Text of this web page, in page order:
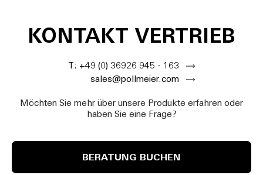
KONTAKT VERTRIEB
T: +49 (0) 36926 945 - 163
sales@pollmeier.com
Möchten Sie mehr über unsere Produkte erfahren oder
haben Sie eine Frage?
BERATUNG BUCHEN